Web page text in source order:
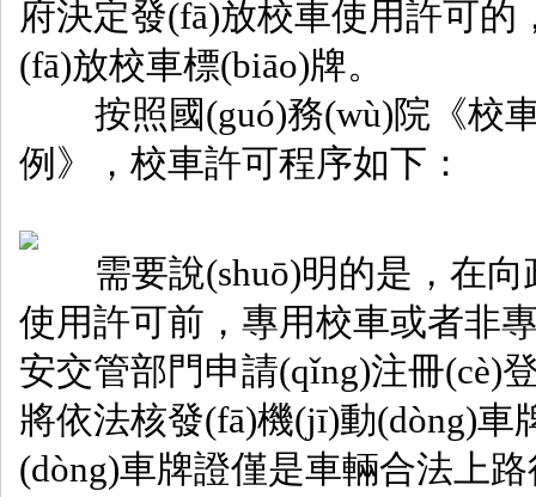
府決定發(fā)放校車使用許可的
(fā)放校車標(biāo)牌。
按照國(guó)務(wù)院《校車
例》，校車許可程序如下：
需要說(shuō)明的是，在向
使用許可前，專用校車或者
安交管部門申請(qǐng)注冊(cè)登
將依法核發(fā)機(jī)動(dòng)車
(dòng)車牌證僅是車輛合法上路